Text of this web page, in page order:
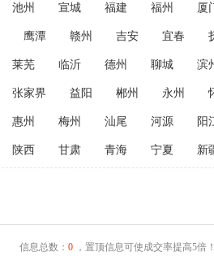
池州 宣城 福建 福州 厦
鹰潭 赣州 吉安 宜春
莱芜 临沂 德州 聊城 滨
张家界 益阳 郴州 永州
惠州 梅州 汕尾 河源 阳
陕西 甘肃 青海 宁夏 新
信息总数： 0，置顶信息可使成交率提高5倍